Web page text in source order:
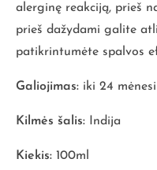
alerginę reakciją, prieš
prieš dažydami galite
patikrintumėte spalvos
Galiojimas: iki 24
Kilmės šalis: Indija
Kiekis: 100ml